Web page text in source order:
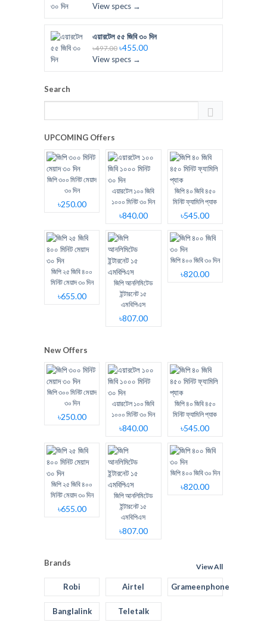
View specs →
এয়ারটেল ৫৫ জিবি ৩০ দিন
৳497.00 ৳455.00
View specs →
Search
UPCOMING Offers
জিপি ৩০০ মিনিট মেয়াদ
৩০ দিন
৳250.00
এয়ারটেল ১০০ জিবি
১০০০ মিনিট ৩০ দিন
৳840.00
জিপি ৪০ জিবি ৪৫০
মিনিট ফ্যামিলি প্যাক
৳545.00
জিপি ২৫ জিবি ৪০০
মিনিট মেয়াদ ৩০ দিন
৳655.00
জিপি আনলিমিটেড
ইন্টারনেট ১৫
এমবিপিএস
৳807.00
জিপি ৪০০ জিবি ৩০ দিন
৳820.00
New Offers
জিপি ৩০০ মিনিট মেয়াদ
৩০ দিন
৳250.00
এয়ারটেল ১০০ জিবি
১০০০ মিনিট ৩০ দিন
৳840.00
জিপি ৪০ জিবি ৪৫০
মিনিট ফ্যামিলি প্যাক
৳545.00
জিপি ২৫ জিবি ৪০০
মিনিট মেয়াদ ৩০ দিন
৳655.00
জিপি আনলিমিটেড
ইন্টারনেট ১৫
এমবিপিএস
৳807.00
জিপি ৪০০ জিবি ৩০ দিন
৳820.00
Brands View All
Robi Airtel Grameenphone
Banglalink Teletalk